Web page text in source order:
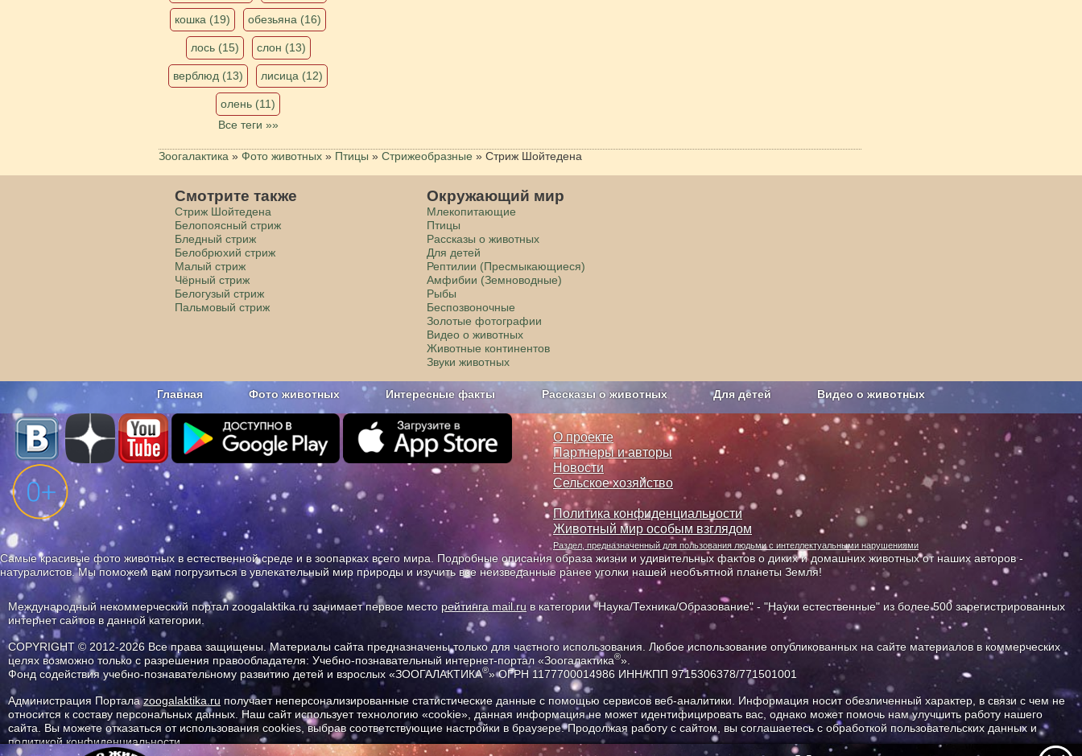
кошка (19) обезьяна (16)
лось (15) слон (13)
верблюд (13) лисица (12)
олень (11)
Все теги »»
Зоогалактика » Фото животных » Птицы » Стрижеобразные » Стриж Шойтедена
Смотрите также
Стриж Шойтедена
Белопоясный стриж
Бледный стриж
Белобрюхий стриж
Малый стриж
Чёрный стриж
Белогузый стриж
Пальмовый стриж
Окружающий мир
Млекопитающие
Птицы
Рассказы о животных
Для детей
Рептилии (Пресмыкающиеся)
Амфибии (Земноводные)
Рыбы
Беспозвоночные
Золотые фотографии
Видео о животных
Животные континентов
Звуки животных
Главная Фото животных Интересные факты Рассказы о животных Для детей Видео о животных
Наши приложения. Бесплатно и без рекламы О проекте Сельское хозяйство
О проекте
Партнеры и авторы
Новости
Сельское хозяйство
Политика конфиденциальности
Животный мир особым взглядом
Раздел, предназначенный для пользования людьми с интеллектуальными нарушениями
Самые красивые фото животных в естественной среде и в зоопарках всего мира. Подробные описания образа жизни и удивительных фактов о диких и домашних животных от наших авторов -
натуралистов. Мы поможем вам погрузиться в увлекательный мир природы и изучить все неизведанные ранее уголки нашей необъятной планеты Земля!
Международный некоммерческий портал zoogalaktika.ru занимает первое место рейтинга mail.ru в категории "Наука/Техника/Образование" - "Науки естественные" из более 500 зарегистрированных
интернет сайтов в данной категории.
COPYRIGHT © 2012-2026 Все права защищены. Материалы сайта предназначены только для частного использования. Любое использование опубликованных на сайте материалов в коммерческих
целях возможно только с разрешения правообладателя: Учебно-познавательный интернет-портал «Зоогалактика®».
Фонд содействия учебно-познавательному развитию детей и взрослых «ЗООГАЛАКТИКА®» ОГРН 1177700014986 ИНН/КПП 9715306378/771501001
Администрация Порталаzoogalaktika.ru получает неперсонализированные статистические данные с помощью сервисов веб-аналитики. Информация носит обезличенный характер, в связи с чем не
относится к составу персональных данных. Наш сайт использует технологию «cookie», данная информация не может идентифицировать вас, однако может помочь нам улучшить работу нашего
сайта. Вы можете отказаться от использования cookies, выбрав соответствующие настройки в браузере. Продолжая работу с сайтом, вы соглашаетесь с обработкой пользовательских данных и
политикой конфиденциальности.